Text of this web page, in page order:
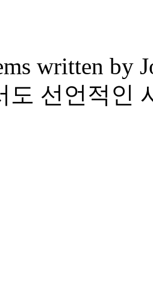
written by
도 선언적인